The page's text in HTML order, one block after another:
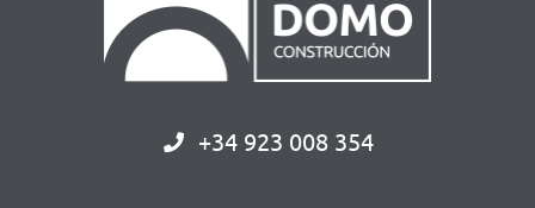
+34 923 008 354